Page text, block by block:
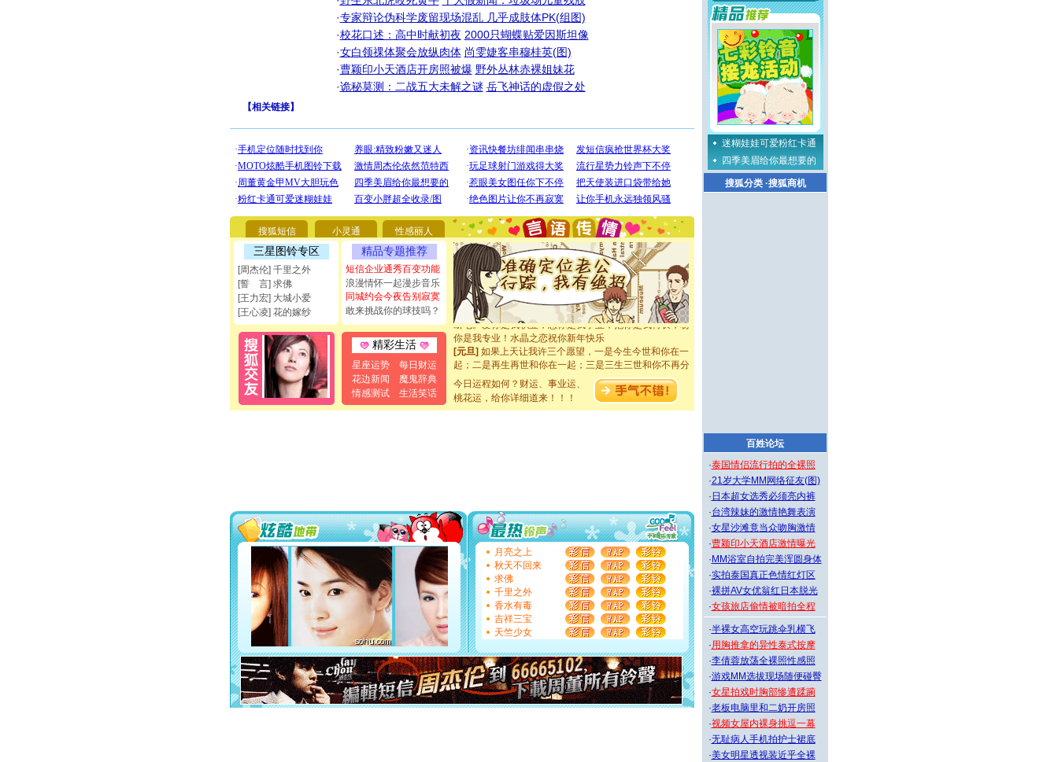
·专家辩论伪科学废留现场混乱 几乎成肢体PK(组图)
·校花口述：高中时献初夜 2000只蝴蝶贴爱因斯坦像
·女白领祼体聚会放纵肉体 尚雯婕客串穆桂英(图)
·曹颖印小天酒店开房照被爆 野外丛林赤裸姐妹花
·诡秘莫测：二战五大未解之谜 岳飞神话的虚假之处
【相关链接】
搜狐短信 小灵通 性感丽人
三星图铃专区
[周杰伦] 千里之外
[誓 言] 求佛
[王力宏] 大城小爱
[王心凌] 花的嫁纱
精品专题推荐
短信企业通秀百变功能
浪漫情怀一起漫步音乐
同城约会今夜告别寂寞
敢来挑战你的球技吗？
精彩生活
星座运势
每日财运
花边新闻
魔鬼辞典
情感测试
生活笑话
[圣诞节]圣诞节到了，想想没什么送给你的，又不打算给
要平安！千万要知足！千万不要忘记我！
[圣诞节]不只这样的日子才会想起你,而是这样的日子才
能正大光明地骚扰你,告诉你,圣诞要快乐!新年要快乐!天天
都要快乐噢!
[圣诞节]奉上一颗祝福的心,在这个特别的日子里,愿幸福,
如意,快乐,鲜花,一切美好的祝愿与你同在.圣诞快乐!
[元旦]看到你我会触电；看不到你我要充电；没有你我会
断电。爱你是我职业，想你是我事业，抱你是我特长，吻
你是我专业！水晶之恋祝你新年快乐
[元旦]如果上天让我许三个愿望，一是今生今世和你在一
起；二是再生再世和你在一起；三是三生三世和你不再分
离。水晶之恋祝你新年快乐
[元旦]当我狠下心扭头离去那一刻，你在我身后无助地哭
泣，这痛楚让我明白我多么爱你。我转身抱住你：这猪不
卖了。水晶之恋祝你新年快乐。
你太多，只有给你五千万：千万快乐！千万要健康！千万
要平安！千万要知足！千万不要忘记我！
[圣诞节]不只这样的日子才会想起你,而是这样的日子才
能正大光明地骚扰你,告诉你,圣诞要快乐!新年要快乐!天天
都要快乐噢!
[圣诞节]
奉上一颗祝福的心,在这个特别的日子里,愿幸福,
如意,快乐,鲜花,一切美好的祝愿与你同在.圣诞快乐!
[元旦]
看到你我会触电；看不到你我要充电；没有你我会
断电。爱你是我职业，想你是我事业，抱你是我特长，吻
你是我专业！水晶之恋祝你新年快乐
[元旦]如果上天让我许三个愿望，一是今生今世和你在一
起；二是再生再世和你在一起；三是三生三世和你不再分
离。水晶之恋祝你新年快乐
[元旦]当我狠下心扭头离去那一刻，你在我身后无助地哭
泣，这痛楚让我明白我多么爱你。我转身抱住你：这猪不
今日运程如何？财运、事业运、
桃花运，给你详细道来！！！
月亮之上
秋天不回来
求佛
千里之外
香水有毒
吉祥三宝
天竺少女
迷糊娃娃可爱粉红卡通
四季美眉给你最想要的
搜狐分类·搜狐商机
百姓论坛
·泰国情侣流行拍的全裸照
·21岁大学MM网络征友(图)
· 日本超女选秀必须亮内裤
·台湾辣妹的激情艳舞表演
·女星沙滩竟当众吻胸激情
·曹颖印小天酒店激情曝光
· MM浴室自拍完美浑圆身体
·实拍泰国真正色情红灯区
·裸拼AV女优翁红日本脱光
·女孩旅店偷情被暗拍全程
·半裸女高空玩跳伞乳横飞
·用胸推拿的异性泰式按摩
·李倩蓉放荡全裸照性感照
·游戏MM选拔现场随便碰臀
·女星拍戏时胸部惨遭蹂躏
·老板电脑里和二奶开房照
·视频女屋内裸身挑逗一幕
·无耻病人手机拍护士裙底
·美女明星透视装近乎全裸